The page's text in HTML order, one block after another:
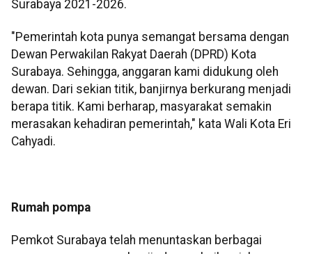
Surabaya 2021-2026.
"Pemerintah kota punya semangat bersama dengan
Dewan Perwakilan Rakyat Daerah (DPRD) Kota
Surabaya. Sehingga, anggaran kami didukung oleh
dewan. Dari sekian titik, banjirnya berkurang menjadi
berapa titik. Kami berharap, masyarakat semakin
merasakan kehadiran pemerintah," kata Wali Kota Eri
Cahyadi.
Rumah pompa
Pemkot Surabaya telah menuntaskan berbagai